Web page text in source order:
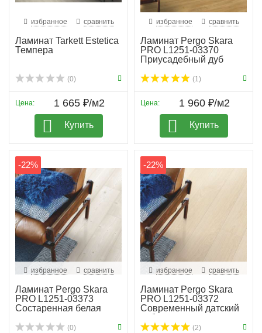
избранное сравнить
Ламинат Tarkett Estetica
Темпера
(0)
Цена: 1 665 ₽/м2
Купить
избранное сравнить
Ламинат Pergo Skara
PRO L1251-03370
Приусадебный дуб
(1)
Цена: 1 960 ₽/м2
Купить
-22%
избранное сравнить
Ламинат Pergo Skara
PRO L1251-03373
Состаренная белая
(0)
-22%
избранное сравнить
Ламинат Pergo Skara
PRO L1251-03372
Современный датский
дуб
(2)